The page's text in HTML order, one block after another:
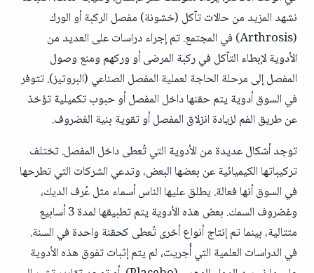
نشهد المزيد من حالات تآكل (خشونة) مفصل الركبة أو الورك
(Arthrosis) في المجتمع. تم إجراء دراسات على العديد من
الأدوية لإبطاء التآكل في ركبة المرضى أو وركهم ومنع وصول
المفصل إلى مرحلة الحاجة لعملية المفصل الصناعي (البروتيز). تتوفر
في السوق أدوية يتم حقنها داخل المفصل أو حبوب تكميلية تؤخذ
عن طريق الفم لزيادة انزلاق المفصل أو تقوية بنية الغضروف.
توجد أشكال عديدة من الأدوية التي تُعطى داخل المفصل. تختلف
تركيباتها الكيميائية عن بعضها البعض، وتدعي الشركات التي تطرحها
في السوق أنها فعالة. يطلق عليها الناس أسماء مثل عُرف الديك،
وغضروف السمك. بعض هذه الأدوية يتم تطبيقها لمدة 3 أسابيع
متتالية، بينما تم إنتاج أنواع أخرى تُعطى كحقنة واحدة في السنة.
في الدراسات العلمية التي أُجريت، لم يتم إثبات تفوق هذه الأدوية